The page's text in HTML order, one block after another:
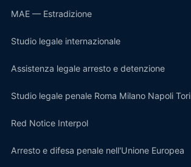
MAE — Estradizione
Studio legale internazionale
Assistenza legale arresto e detenzione
Studio legale penale Roma Milano Napoli
Red Notice Interpol
Arresto e difesa penale nell'Unione Europea